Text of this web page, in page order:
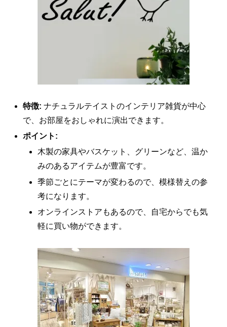
特徴: ナチュラルテイストのインテリア雑貨が中心
で、お部屋をおしゃれに演出できます。
ポイント:
木製の家具やバスケット、グリーンなど、温か
みのあるアイテムが豊富です。
季節ごとにテーマが変わるので、模様替えの参
考になります。
オンラインストアもあるので、自宅からでも気
軽に買い物ができます。